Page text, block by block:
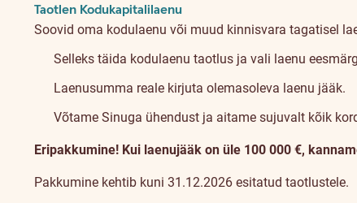
Taotlen Kodukapitalilaenu
Soovid oma kodulaenu või muud kinnisvara tagatisel
Selleks täida kodulaenu taotlus ja vali laenu
Laenusumma reale kirjuta olemasoleva laenu jääk.
Võtame Sinuga ühendust ja aitame sujuvalt kõik
Eripakkumine! Kui laenujääk on üle 100 000 €,
Pakkumine kehtib kuni 31.12.2026 esitatud taotlustele.